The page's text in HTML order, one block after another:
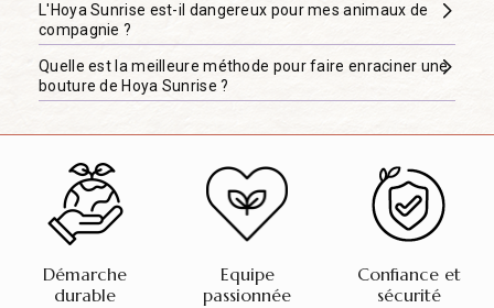
L'Hoya Sunrise est-il dangereux pour mes animaux de
compagnie ?
Quelle est la meilleure méthode pour faire enraciner une
bouture de Hoya Sunrise ?
Démarche
durable
Equipe
passionnée
Confiance et
sécurité